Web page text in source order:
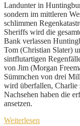
Landunter in
sondern im mittleren
schlimmen
Sheriffs wird die
Bank verlassen
Tom (Christian Slater)
sintflutartigen
von Jim (Morgan
Sümmchen von drei
wird überfallen,
Nachsehen haben die
ansetzen.
Weiterlesen